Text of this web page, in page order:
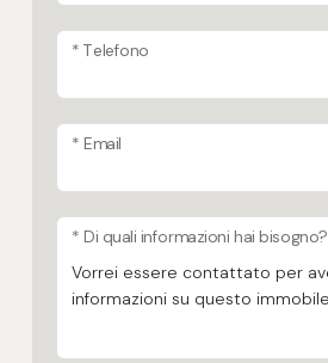
* Telefono
* Email
* Di quali informazioni hai bisogno?